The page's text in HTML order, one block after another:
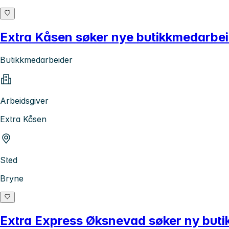
Extra Kåsen søker nye
Butikkmedarbeider
Arbeidsgiver
Extra Kåsen
Sted
Bryne
Extra Express Øksnevad søker ny